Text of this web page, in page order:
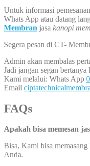
Untuk informasi
Whats App atau datang
Membran jasa kanopi
Segera pesan di CT-
Admin akan membalas
Jadi jangan segan
Kami melalui: Whats App
Email
FAQs
Apakah bisa memesan
Bisa, Kami bisa
Anda.